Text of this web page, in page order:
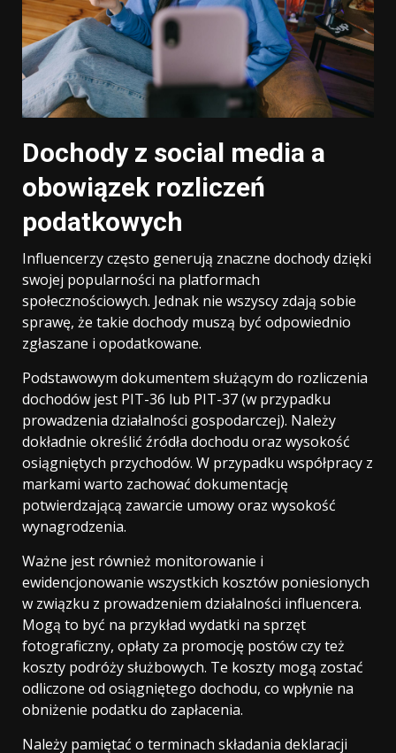
Dochody z social media a
obowiązek rozliczeń
podatkowych
Influencerzy często generują znaczne dochody dzięki
swojej popularności na platformach
społecznościowych. Jednak nie wszyscy zdają sobie
sprawę, że takie dochody muszą być odpowiednio
zgłaszane i opodatkowane.
Podstawowym dokumentem służącym do rozliczenia
dochodów jest PIT-36 lub PIT-37 (w przypadku
prowadzenia działalności gospodarczej). Należy
dokładnie określić źródła dochodu oraz wysokość
osiągniętych przychodów. W przypadku współpracy z
markami warto zachować dokumentację
potwierdzającą zawarcie umowy oraz wysokość
wynagrodzenia.
Ważne jest również monitorowanie i
ewidencjonowanie wszystkich kosztów poniesionych
w związku z prowadzeniem działalności influencera.
Mogą to być na przykład wydatki na sprzęt
fotograficzny, opłaty za promocję postów czy też
koszty podróży służbowych. Te koszty mogą zostać
odliczone od osiągniętego dochodu, co wpłynie na
obniżenie podatku do zapłacenia.
Należy pamiętać o terminach składania deklaracji